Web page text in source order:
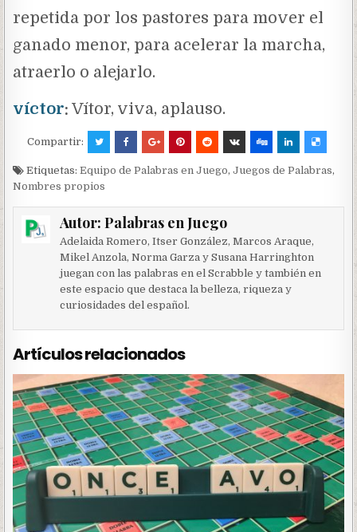
repetida por los pastores para mover el
ganado menor, para acelerar la marcha,
atraerlo o alejarlo.
víctor: Vítor, viva, aplauso.
Compartir:
Etiquetas:Equipo de Palabras en Juego,Juegos de Palabras,
Nombres propios
Autor: Palabras en Juego
Adelaida Romero, Itser González, Marcos Araque,
Mikel Anzola, Norma Garza y Susana Harringhton
juegan con las palabras en el Scrabble y también en
este espacio que destaca la belleza, riqueza y
curiosidades del español.
Artículos relacionados